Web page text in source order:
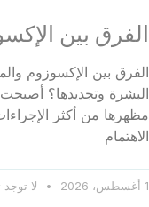
الفرق بين
الفرق بين الإكسوزوم
البشرة وتجديدها؟
مظهرها من أكثر
الاهتمام
1 أغسطس، 2026 لا توجد